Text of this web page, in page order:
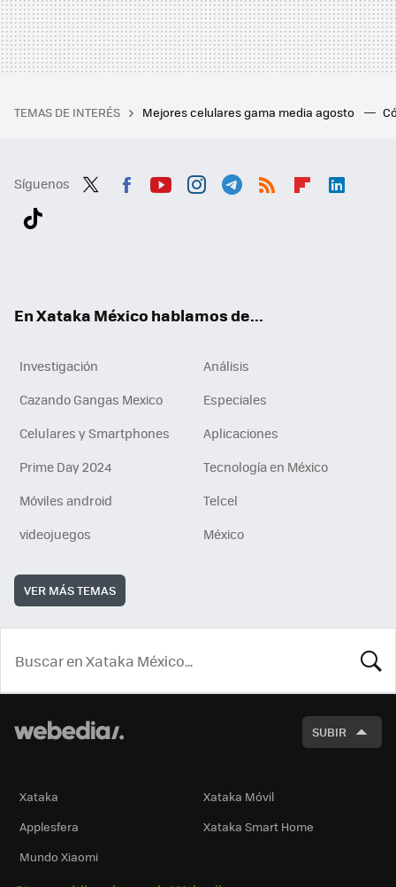
TEMAS DE INTERÉS Mejores celulares gama media agosto
Síguenos
En Xataka México hablamos de...
Investigación
Análisis
Cazando Gangas Mexico
Especiales
Celulares y Smartphones
Aplicaciones
Prime Day 2024
Tecnología en México
Móviles android
Telcel
videojuegos
México
VER MÁS TEMAS
SUBIR
Xataka
Xataka Móvil
Applesfera
Xataka Smart Home
Mundo Xiaomi